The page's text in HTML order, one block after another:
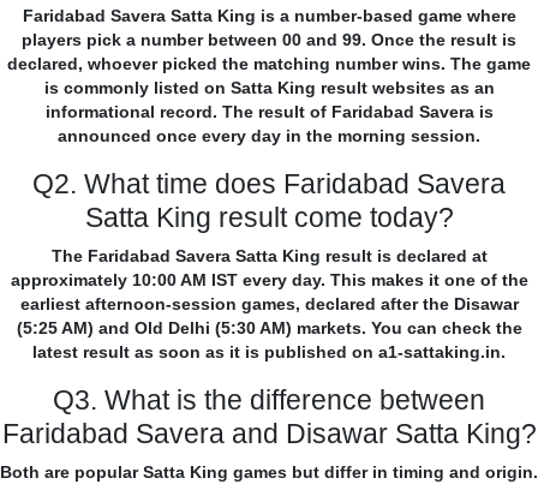
Faridabad Savera Satta King is a number-based game where
players pick a number between 00 and 99. Once the result is
declared, whoever picked the matching number wins. The game
is commonly listed on Satta King result websites as an
informational record. The result of Faridabad Savera is
announced once every day in the morning session.
Q2. What time does Faridabad Savera
Satta King result come today?
The Faridabad Savera Satta King result is declared at
approximately 10:00 AM IST every day. This makes it one of the
earliest afternoon-session games, declared after the Disawar
(5:25 AM) and Old Delhi (5:30 AM) markets. You can check the
latest result as soon as it is published on a1-sattaking.in.
Q3. What is the difference between
Faridabad Savera and Disawar Satta King?
Both are popular Satta King games but differ in timing and origin.